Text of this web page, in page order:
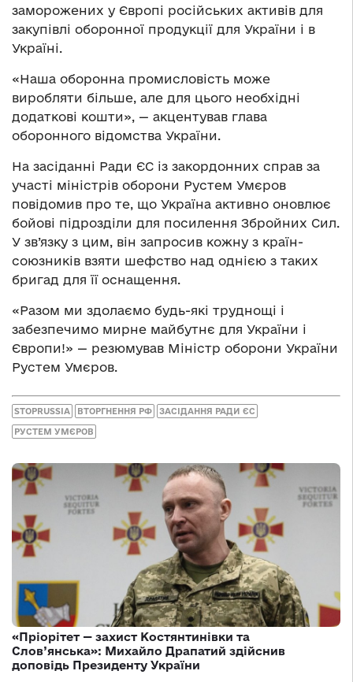
заморожених у Європі російських активів для
закупівлі оборонної продукції для України і в
Україні.
«Наша оборонна промисловість може
виробляти більше, але для цього необхідні
додаткові кошти», — акцентував глава
оборонного відомства України.
На засіданні Ради ЄС із закордонних справ за
участі міністрів оборони Рустем Умєров
повідомив про те, що Україна активно оновлює
бойові підрозділи для посилення Збройних Сил.
У зв’язку з цим, він запросив кожну з країн-
союзників взяти шефство над однією з таких
бригад для її оснащення.
«Разом ми здолаємо будь-які труднощі і
забезпечимо мирне майбутнє для України і
Європи!» — резюмував Міністр оборони України
Рустем Умєров.
STOPRUSSIA ВТОРГНЕННЯ РФ ЗАСІДАННЯ РАДИ ЄС
РУСТЕМ УМЄРОВ
«Пріорітет — захист Костянтинівки та
Слов’янська»: Михайло Драпатий здійснив
доповідь Президенту України